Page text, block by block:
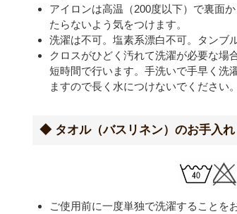
アイロンは高温（200度以下）で裏面
たらないよう気をつけます。
洗濯は不可。塩素系漂白不可。タンブ
クロスがひどく汚れて洗濯が必要な
短時間で行います。手洗いで手早く洗
ますので長く水につけないでください
◆ タオル（バスリネン）のお手入れ
ご使用前に一度単独で洗濯することを